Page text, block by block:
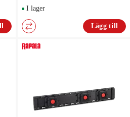
I lager
Lägg till